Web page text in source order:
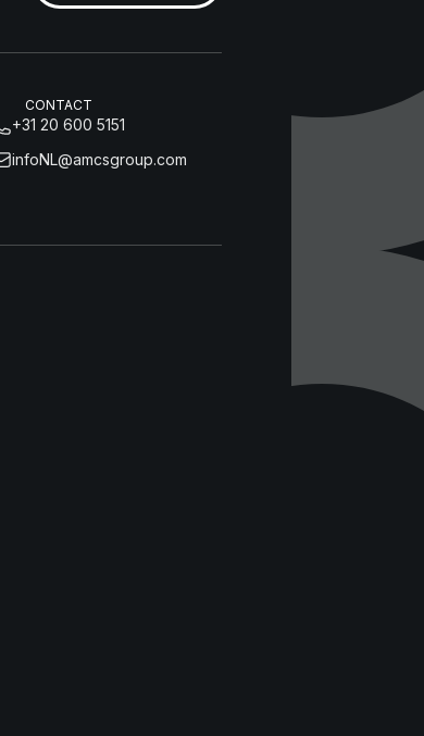
CONTACT
+31 20 600 5151
infoNL@amcsgroup.com